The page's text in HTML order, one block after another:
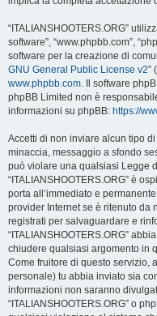
“ITALIANSHOOTERS.ORG”
software”, “www.phpbb.com”,
software per la creazione di
GNU General Public License v2”
www.phpbb.com. Il software
phpBB Limited non è
informazioni su phpBB: https://
Accetti di non inviare alcun tipo
minaccia, messaggio a sfondo
può violare una qualsiasi Legge
“ITALIANSHOOTERS.ORG” è
porta all’immediato e
provider Internet se è ritenuto da
registrati per salvaguardare e
“ITALIANSHOOTERS.ORG”
chiudere qualsiasi argomento in
Come fruitore di questo servizio,
personale) tu abbia inviato sia
informazioni non saranno
“ITALIANSHOOTERS.ORG” o